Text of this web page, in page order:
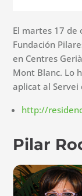
El martes 17 de
Fundación
en Centres
Mont Blanc. Lo
aplicat al Servei
http://
Pilar